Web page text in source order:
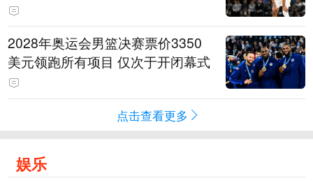
2028年奥运会男篮决赛票价3350
美元领跑所有项目 仅次于开闭幕式
点击查看更多
娱乐